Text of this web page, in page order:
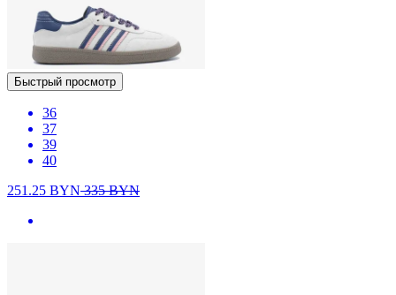
Быстрый просмотр
36
37
39
40
251.25 BYN335BYN